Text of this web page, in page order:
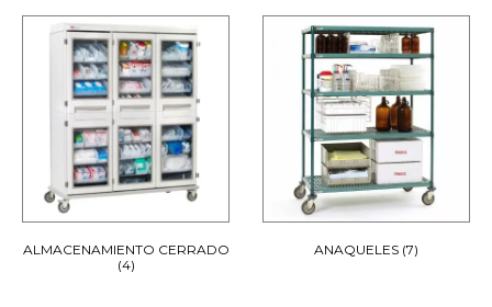
ALMACENAMIENTO CERRADO
(4)
ANAQUELES (7)